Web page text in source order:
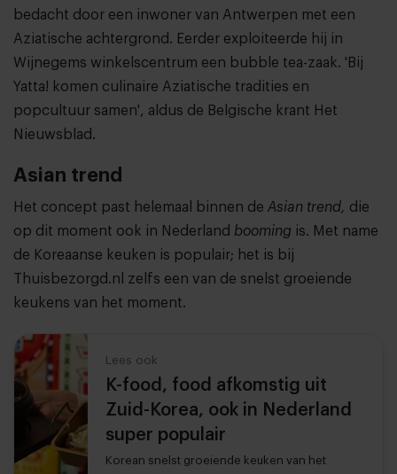
bedacht door een inwoner van Antwerpen met een
Aziatische achtergrond. Eerder exploiteerde hij in
Wijnegems winkelscentrum een bubble tea-zaak. 'Bij
Yatta! komen culinaire Aziatische tradities en
popcultuur samen', aldus de Belgische krant Het
Nieuwsblad.
Asian trend
Het concept past helemaal binnen de Asian trend, die
op dit moment ook in Nederland booming is. Met name
de Koreaanse keuken is populair; het is bij
Thuisbezorgd.nl zelfs een van de snelst groeiende
keukens van het moment.
Lees ook
K-food, food afkomstig uit
Zuid-Korea, ook in Nederland
super populair
Korean snelst groeiende keuken van het